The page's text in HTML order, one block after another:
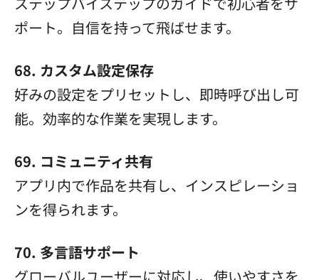
ポート。自信を持って飛ばせます。
68. カスタム設定保存
好みの設定をプリセットし、即時呼び出し可
能。効率的な作業を実現します。
69. コミュニティ共有
アプリ内で作品を共有し、インスピレーショ
ンを得られます。
70. 多言語サポート